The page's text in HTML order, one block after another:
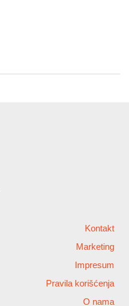
Kontakt
Marketing
Impresum
Pravila korišćenja
O nama